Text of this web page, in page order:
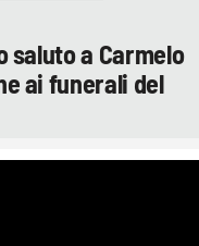
saluto a Carmelo
ai funerali del